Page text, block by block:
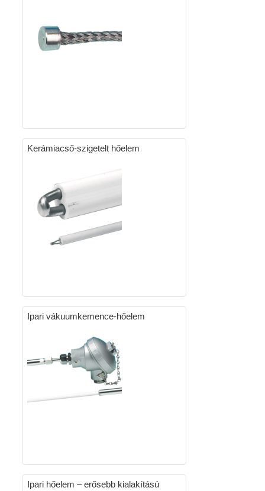
Kerámiacső-szigetelt hőelem
Ipari vákuumkemence-hőelem
Ipari hőelem – erősebb kialakítású